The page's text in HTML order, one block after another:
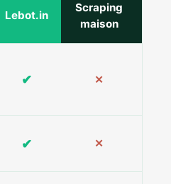
Lebot.in
Scraping
maison
✔ ✕
✔ ✕